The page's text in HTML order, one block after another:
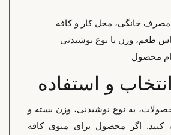
خانگی، محل کار و کافه
طعم، وزن یا نوع نوشیدنی
محصول
و استفاده
به نوع نوشیدنی، وزن بسته و
اگر محصول برای منوی کافه